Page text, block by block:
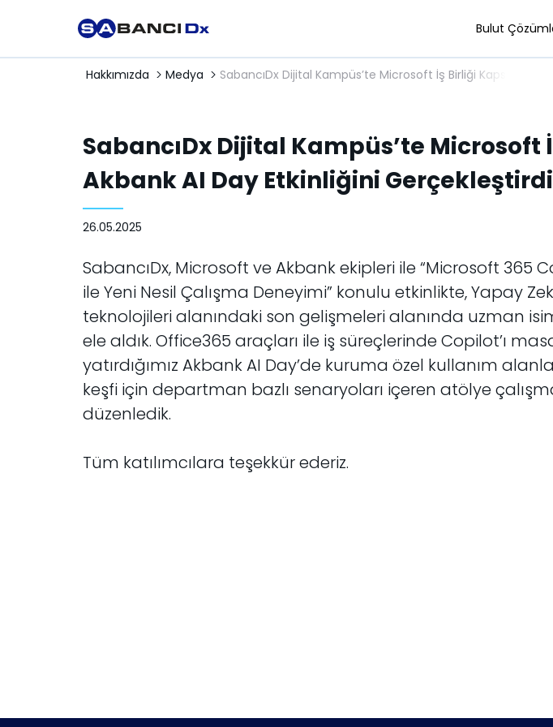
Bulut
Hakkımızda Medya SabancıDx Dijital Kampüs’te Microsoft İş Birliği
SabancıDx Dijital Kampüs’te
Akbank AI Day Etkinliğini
26.05.2025
SabancıDx, Microsoft ve Akbank ekipleri ile “Microsoft 365
ile Yeni Nesil Çalışma Deneyimi” konulu etkinlikte, Yapay
teknolojileri alanındaki son gelişmeleri alanında uzman
ele aldık. Office365 araçları ile iş süreçlerinde Copilot’ı
yatırdığımız Akbank AI Day’de kuruma özel kullanım
keşfi için departman bazlı senaryoları içeren atölye
düzenledik.
Tüm katılımcılara teşekkür ederiz.